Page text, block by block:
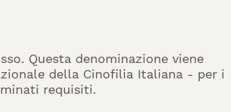
Questa denominazione viene
della Cinofilia Italiana - per i
requisiti.